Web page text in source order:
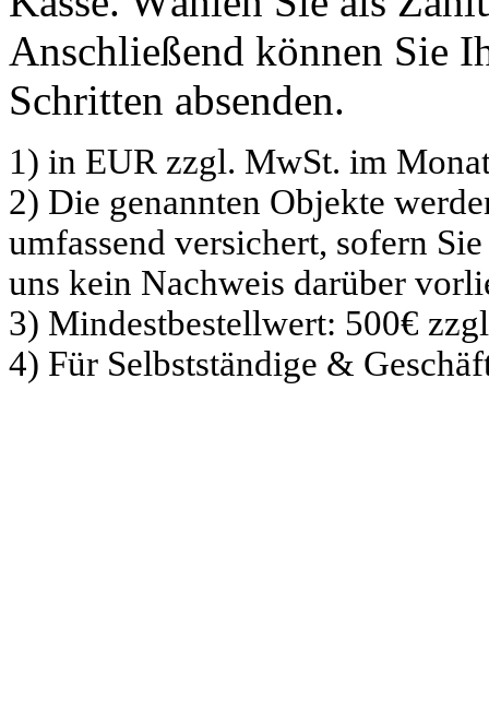
Anschließend können Sie
Schritten absenden.
1) in EUR zzgl. MwSt. im
2) Die genannten Objekte
umfassend versichert, sofern
uns kein Nachweis darüber
3) Mindestbestellwert: 500€
4) Für Selbstständige &